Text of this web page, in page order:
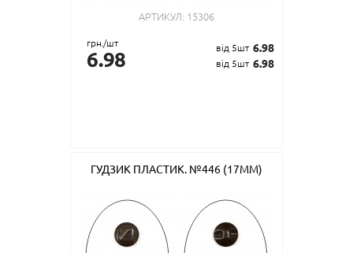
АРТИКУЛ: 15306
грн./шт
6.98 від 5шт 6.98
від 5шт 6.98
ГУДЗИК ПЛАСТИК. №446 (17ММ)